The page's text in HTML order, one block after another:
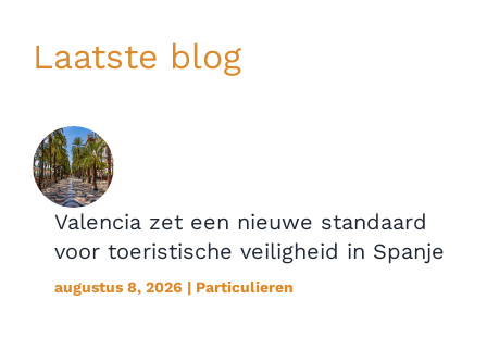
Laatste blog
Valencia zet een nieuwe standaard
voor toeristische veiligheid in Spanje
augustus 8, 2026 | Particulieren